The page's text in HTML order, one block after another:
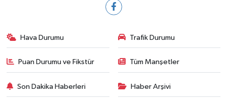
Hava Durumu Trafik Durumu
Puan Durumu ve Fikstür Tüm Manşetler
Son Dakika Haberleri Haber Arşivi